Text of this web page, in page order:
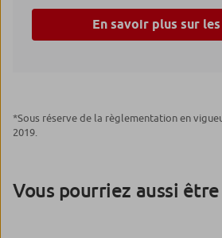
En savoir plus sur
*Sous réserve de la règlementation en
2019.
Vous pourriez aussi